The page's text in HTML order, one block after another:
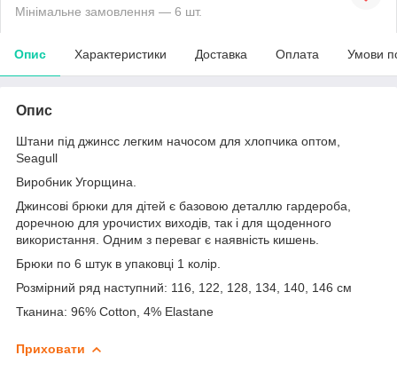
Мінімальне замовлення — 6 шт.
Опис Характеристики Доставка Оплата Умови
Опис
Штани під джинсс легким начосом для хлопчика оптом,
Seagull
Виробник Угорщина.
Джинсові брюки для дітей є базовою деталлю гардероба,
доречною для урочистих виходів, так і для щоденного
використання. Одним з переваг є наявність кишень.
Брюки по 6 штук в упаковці 1 колір.
Розмірний ряд наступний: 116, 122, 128, 134, 140, 146 см
Тканина: 96% Cotton, 4% Elastane
Приховати